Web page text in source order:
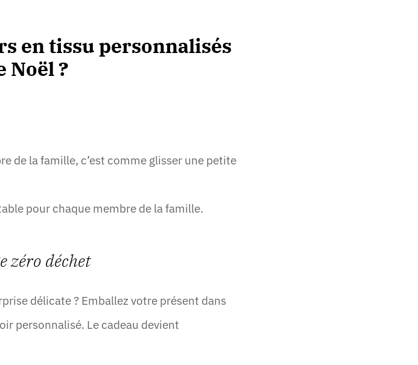
en tissu personnalisés
Noël ?
de la famille, c’est comme glisser une petite
pour chaque membre de la famille.
zéro déchet
délicate ? Emballez votre présent dans
personnalisé. Le cadeau devient